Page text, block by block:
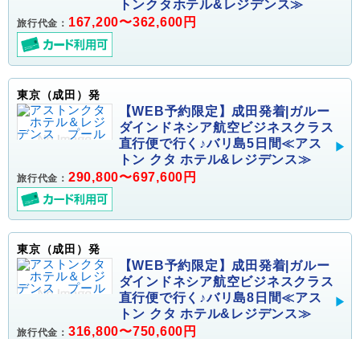
トンクタホテル&レジデンス≫
旅行代金： 167,200〜362,600円
東京（成田）発
【WEB予約限定】成田発着|ガルー
ダインドネシア航空ビジネスクラス
直行便で行く♪バリ島5日間≪アス
トン クタ ホテル&レジデンス≫
旅行代金： 290,800〜697,600円
東京（成田）発
【WEB予約限定】成田発着|ガルー
ダインドネシア航空ビジネスクラス
直行便で行く♪バリ島8日間≪アス
トン クタ ホテル&レジデンス≫
旅行代金： 316,800〜750,600円